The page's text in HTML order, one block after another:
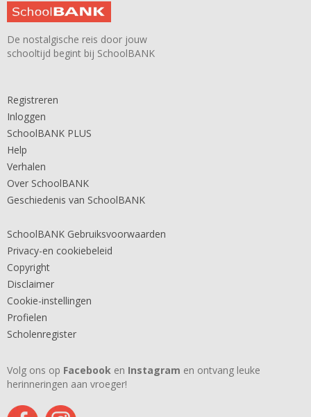
De nostalgische reis door jouw
schooltijd begint bij SchoolBANK
Registreren
Inloggen
SchoolBANK PLUS
Help
Verhalen
Over SchoolBANK
Geschiedenis van SchoolBANK
SchoolBANK Gebruiksvoorwaarden
Privacy-en cookiebeleid
Copyright
Disclaimer
Cookie-instellingen
Profielen
Scholenregister
Volg ons op Facebook en Instagram en ontvang leuke
herinneringen aan vroeger!